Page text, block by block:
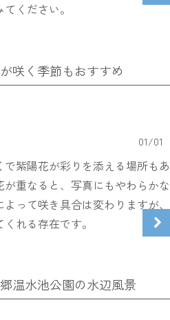
ください。
咲く季節もおすすめ
01/01
紫陽花が彩りを添える場所もあ
重なると、写真にもやわらかな
って咲き具合は変わりますが、
れる存在です。
温水池公園の水辺風景